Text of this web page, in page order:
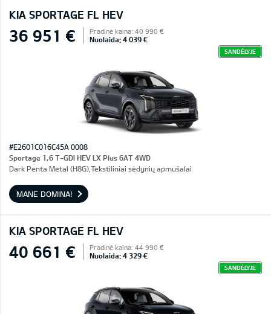
KIA SPORTAGE FL HEV
36 951 € Pradinė kaina: 40 990 €
Nuolaida: 4 039 €
SANDĖLYJE
#E2601C016C45A 0008
Sportage 1,6 T-GDI HEV LX Plus 6AT 4WD
Dark Penta Metal (H8G),Tekstiliniai sėdynių apmušalai
MANE DOMINA!
KIA SPORTAGE FL HEV
40 661 € Pradinė kaina: 44 990 €
Nuolaida: 4 329 €
SANDĖLYJE